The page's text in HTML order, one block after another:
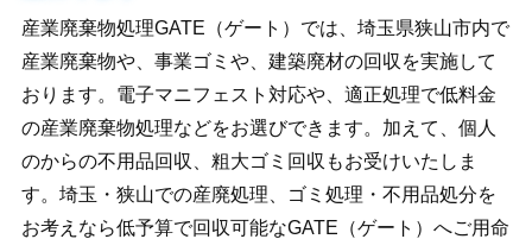
産業廃棄物処理GATE（ゲート）では、埼玉県狭山市内で
産業廃棄物や、事業ゴミや、建築廃材の回収を実施して
おります。電子マニフェスト対応や、適正処理で低料金
の産業廃棄物処理などをお選びできます。加えて、個人
のからの不用品回収、粗大ゴミ回収もお受けいたしま
す。埼玉・狭山での産廃処理、ゴミ処理・不用品処分を
お考えなら低予算で回収可能なGATE（ゲート）へご用命